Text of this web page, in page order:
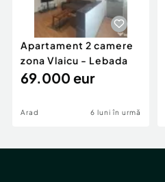
Apartament 2 camere
zona Vlaicu - Lebada
69.000 eur
Arad 6 luni în urmă